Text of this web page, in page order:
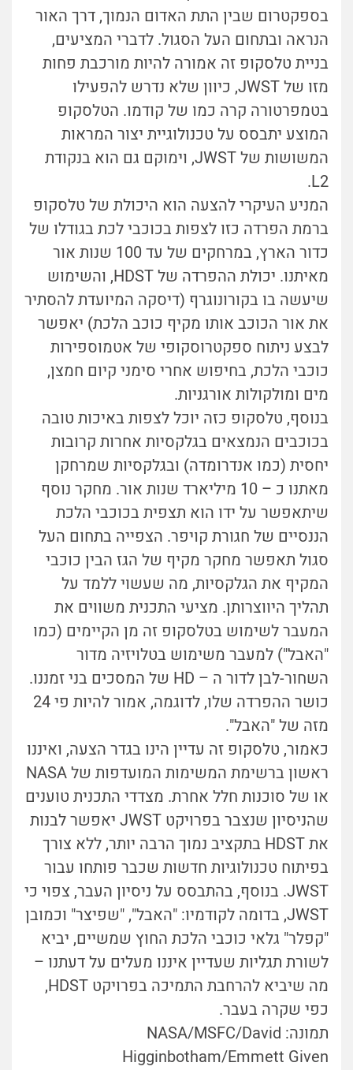
בספקטרום שבין התת האדום הנמוך, דרך האור
הנראה ובתחום העל הסגול. לדברי המציעים,
בניית טלסקופ זה אמורה להיות מורכבת פחות
מזו של JWST, כיוון שלא נדרש להפעילו
בטמפרטורה קרה כמו של קודמו. הטלסקופ
המוצע יתבסס על טכנולוגיית יצור המראות
המשושות של JWST, וימוקם גם הוא בנקודת
L2.
המניע העיקרי להצעה הוא היכולת של טלסקופ
ברמת הפרדה כזו לצפות בכוכבי לכת בגודלו של
כדור הארץ, במרחקים של עד 100 שנות אור
מאיתנו. יכולת ההפרדה של HDST, והשימוש
שיעשה בו בקורונוגרף (דיסקה המיועדת להסתיר
את אור הכוכב אותו מקיף כוכב הלכת) יאפשר
לבצע ניתוח ספקטרוסקופי של אטמוספירות
כוכבי הלכת, בחיפוש אחרי סימני קיום חמצן,
מים ומולקולות אורגניות.
בנוסף, טלסקופ כזה יוכל לצפות באיכות טובה
בכוכבים הנמצאים בגלקסיות אחרות קרובות
יחסית (כמו אנדרומדה) ובגלקסיות שמרחקן
מאתנו כ – 10 מיליארד שנות אור. מחקר נוסף
שיתאפשר על ידו הוא תצפית בכוכבי הלכת
הננסיים של חגורת קויפר. הצפייה בתחום העל
סגול תאפשר מחקר מקיף של הגז הבין כוכבי
המקיף את הגלקסיות, מה שעשוי ללמד על
תהליך היווצרותן. מציעי התכנית משווים את
המעבר לשימוש בטלסקופ זה מן הקיימים (כמו
"האבל") למעבר משימוש בטלויזיה מדור
השחור-לבן לדור ה – HD של המסכים בני זמננו.
כושר ההפרדה שלו, לדוגמה, אמור להיות פי 24
מזה של "האבל".
כאמור, טלסקופ זה עדיין הינו בגדר הצעה, ואיננו
ראשון ברשימת המשימות המועדפות של NASA
או של סוכנות חלל אחרת. מצדדי התכנית טוענים
שהניסיון שנצבר בפרויקט JWST יאפשר לבנות
את HDST בתקציב נמוך הרבה יותר, ללא צורך
בפיתוח טכנולוגיות חדשות שכבר פותחו עבור
JWST. בנוסף, בהתבסס על ניסיון העבר, צפוי כי
JWST, בדומה לקודמיו: "האבל", "שפיצר" וכמובן
"קפלר" גלאי כוכבי הלכת החוץ שמשיים, יביא
לשורת תגליות שעדיין איננו מעלים על דעתנו –
מה שיביא להרחבת התמיכה בפרויקט HDST,
כפי שקרה בעבר.
תמונה: NASA/MSFC/David
Higginbotham/Emmett Given